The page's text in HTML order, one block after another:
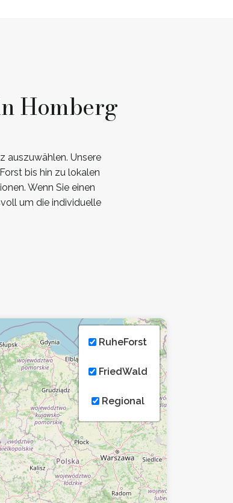
Homberg
auszuwählen. Unsere
bis hin zu lokalen
Wenn Sie einen
um die individuelle
RuheForst
FriedWald
Regional